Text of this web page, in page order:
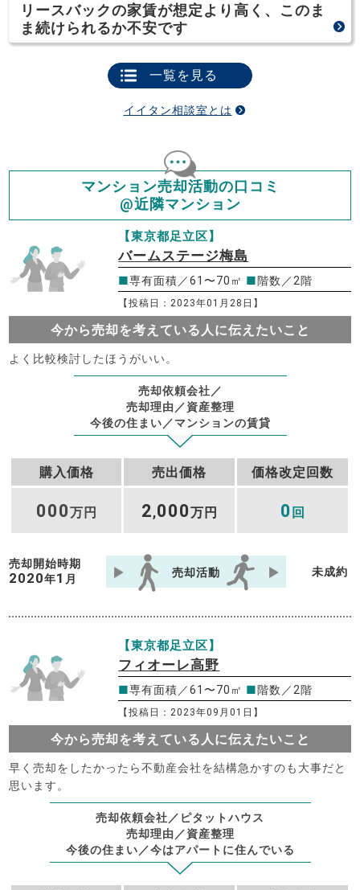
リースバックの家賃が想定より高く、このま
ま続けられるか不安です
一覧を見る
イイタン相談室とは
マンション売却活動の口コミ
@近隣マンション
【東京都足立区】
バームステージ梅島
■専有面積／61〜70㎡ ■階数／2階
【投稿日：2023年01月28日】
今から売却を考えている人に伝えたいこと
よく比較検討したほうがいい。
売却依頼会社／
売却理由／資産整理
今後の住まい／マンションの賃貸
購入価格 売出価格 価格改定回数
000万円 2,000万円 0 回
売却開始時期
2020年1 月
売却活動 未成約
【東京都足立区】
フィオーレ高野
■専有面積／61〜70㎡ ■階数／2階
【投稿日：2023年09月01日】
今から売却を考えている人に伝えたいこと
早く売却をしたかったら不動産会社を結構急かすのも大事だと
思います。
売却依頼会社／ピタットハウス
売却理由／資産整理
今後の住まい／今はアパートに住んでいる